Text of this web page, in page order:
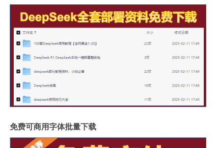
免费可商用字体批量下载